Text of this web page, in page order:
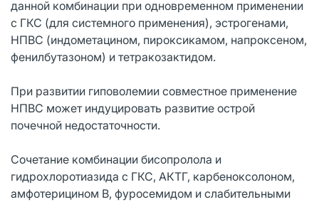
данной комбинации при одновременном применении
с ГКС (для системного применения), эстрогенами,
НПВС (индометацином, пироксикамом, напроксеном,
фенилбутазоном) и тетракозактидом.
При развитии гиповолемии совместное применение
НПВС может индуцировать развитие острой
почечной недостаточности.
Сочетание комбинации бисопролола и
гидрохлоротиазида с ГКС, АКТГ, карбеноксолоном,
амфотерицином В, фуросемидом и слабительными